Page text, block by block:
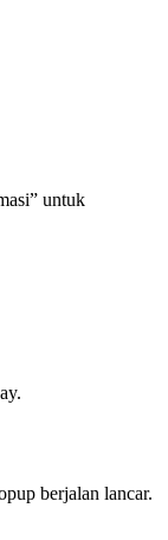
untuk
berjalan lancar.